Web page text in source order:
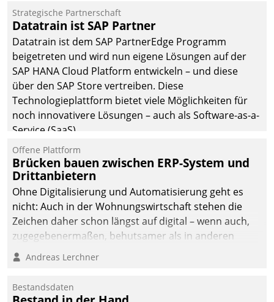
Einsparungen durch optimierte und automatisierte
Prozesse. Doch man darf nicht zu viel erwarten: Allein
mit der Einführung einer neuen Software ist es nicht
getan. Die Digitalisierung erfordert von Unternehmen
die Bereitschaft, sich zu überprüfen, zu hinterfragen
und zu verändern.
Strategische Partnerschaft
Datatrain ist SAP Partner
Datatrain ist dem SAP PartnerEdge Programm
beigetreten und wird nun eigene Lösungen auf der
SAP HANA Cloud Platform entwickeln – und diese
über den SAP Store vertreiben. Diese
Technologieplattform bietet viele Möglichkeiten für
noch innovativere Lösungen – auch als Software-as-a-
Service (SaaS).
Offene Plattform
Brücken bauen zwischen ERP-System und
Drittanbietern
Ohne Digitalisierung und Automatisierung geht es
nicht: Auch in der Wohnungswirtschaft stehen die
Zeichen daher schon längst auf digital – wenn auch,
zugegebenermaßen, behutsamer als in anderen
Branchen.
Andreas Lerchner
Bestandsdaten